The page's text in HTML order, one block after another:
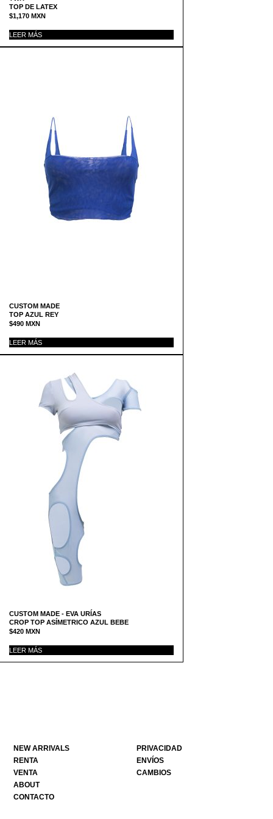
TOP DE LATEX
$1,170 MXN
LEER MÁS
CUSTOM MADE
TOP AZUL REY
$490 MXN
LEER MÁS
CUSTOM MADE - EVA URÍAS
CROP TOP ASÍMETRICO AZUL BEBE
$420 MXN
LEER MÁS
NEW ARRIVALS
RENTA
VENTA
ABOUT
CONTACTO
PRIVACIDAD
ENVÍOS
CAMBIOS